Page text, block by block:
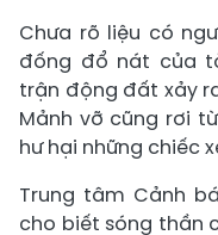
Chưa rõ liệu có
đống đổ nát của
trận động đất xảy
Mảnh vỡ cũng rơi
hư hại những chiếc
Trung tâm Cảnh
cho biết sóng thần